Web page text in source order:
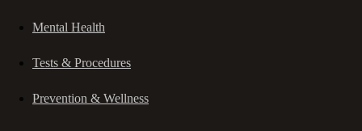
Mental Health
Tests & Procedures
Prevention & Wellness